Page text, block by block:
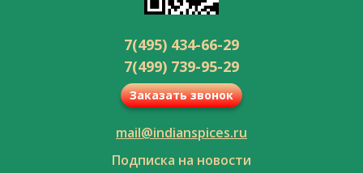
7(495) 434-66-29
7(499) 739-95-29
Заказать звонок
mail@indianspices.ru
Подписка на новости